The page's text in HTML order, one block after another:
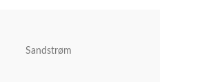
Sandstrøm